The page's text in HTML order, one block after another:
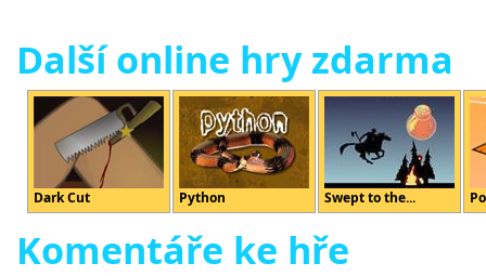
Další online hry zdarma
Dark Cut Python Swept to the...
Komentáře ke hře